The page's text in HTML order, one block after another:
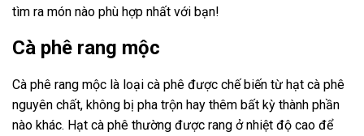
tìm ra món nào phù hợp nhất với bạn!
Cà phê rang mộc
Cà phê rang mộc là loại cà phê được chế biến từ hạt cà phê
nguyên chất, không bị pha trộn hay thêm bất kỳ thành phần
nào khác. Hạt cà phê thường được rang ở nhiệt độ cao để